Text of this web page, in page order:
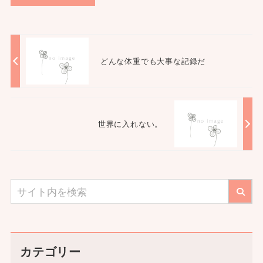
どんな体重でも大事な記録だ
世界に入れない。
カテゴリー